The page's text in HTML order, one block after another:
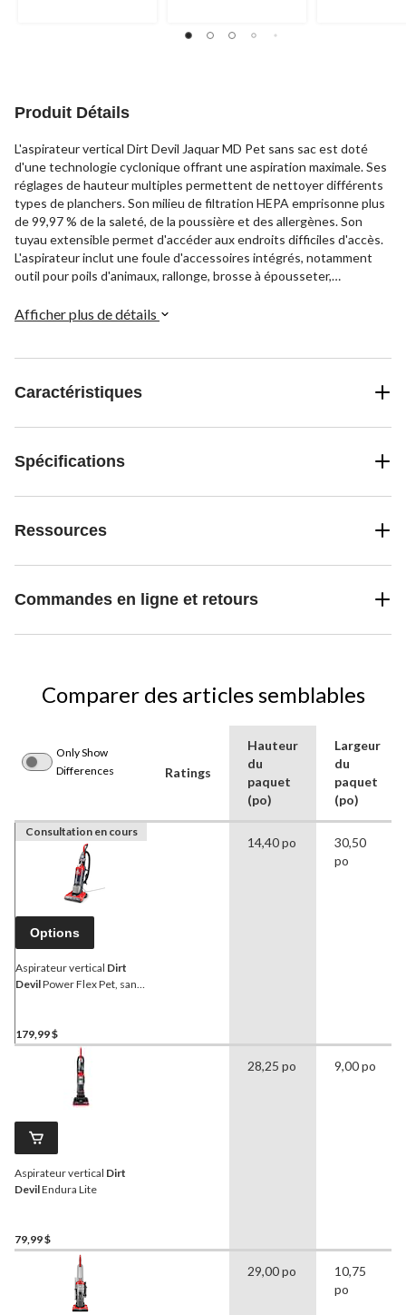
Produit Détails
L'aspirateur vertical Dirt Devil Jaquar MD Pet sans sac est doté
d'une technologie cyclonique offrant une aspiration maximale. Ses
réglages de hauteur multiples permettent de nettoyer différents
types de planchers. Son milieu de filtration HEPA emprisonne plus
de 99,97 % de la saleté, de la poussière et des allergènes. Son
tuyau extensible permet d'accéder aux endroits difficiles d'accès.
L'aspirateur inclut une foule d'accessoires intégrés, notamment
outil pour poils d'animaux, rallonge, brosse à épousseter,
Afficher plus de détails
Caractéristiques
Spécifications
Ressources
Commandes en ligne et retours
Comparer des articles semblables
Only Show
Differences
Ratings
Hauteur
du
paquet
(po)
Largeur
du
paquet
(po)
Consultation en cours
Options
Aspirateur vertical Dirt
DevilPower Flex Pet, sans
179,99 $
14,40 po
30,50
po
Aspirateur vertical Dirt
DevilEndura Lite
79,99 $
28,25 po 9,00 po
29,00 po
10,75
po